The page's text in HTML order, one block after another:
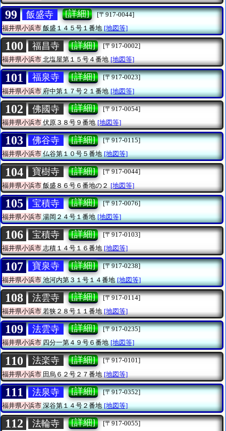
99 飯盛寺 [詳細]
[〒917-0044]
福井県小浜市飯盛１４５号１番地 [地図等]
100 福昌寺 [詳細]
[〒917-0002]
福井県小浜市北塩屋第１５号４番地 [地図等]
101 福泉寺 [詳細]
[〒917-0023]
福井県小浜市府中第１７号２１番地 [地図等]
102 佛國寺 [詳細]
[〒917-0054]
福井県小浜市伏原３８号９番地 [地図等]
103 佛谷寺 [詳細]
[〒917-0115]
福井県小浜市仏谷第１０号５番地 [地図等]
104 寶樹寺 [詳細]
[〒917-0044]
福井県小浜市 飯盛８６号６番地の２ [地図等]
105 宝積寺 [詳細]
[〒917-0076]
福井県小浜市湯岡２４号１番地 [地図等]
106 宝積寺 [詳細]
[〒917-0103]
福井県小浜市志積１４号１６番地 [地図等]
107 寶泉寺 [詳細]
[〒917-0238]
福井県小浜市池河内第３１号１４番地 [地図等]
108 法雲寺 [詳細]
[〒917-0114]
福井県小浜市若狭２８号１１番地 [地図等]
109 法雲寺 [詳細]
[〒917-0235]
福井県小浜市四分一第４９号６番地 [地図等]
110 法楽寺 [詳細]
[〒917-0101]
福井県小浜市 田烏６２号２７番地 [地図等]
111 法泉寺 [詳細]
[〒917-0352]
福井県小浜市深谷第１４号２番地 [地図等]
112 法輪寺 [詳細]
[〒917-0055]